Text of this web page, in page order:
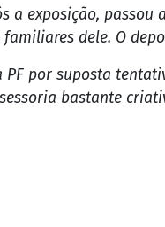
a exposição, passou
dele. O
por suposta
bastante